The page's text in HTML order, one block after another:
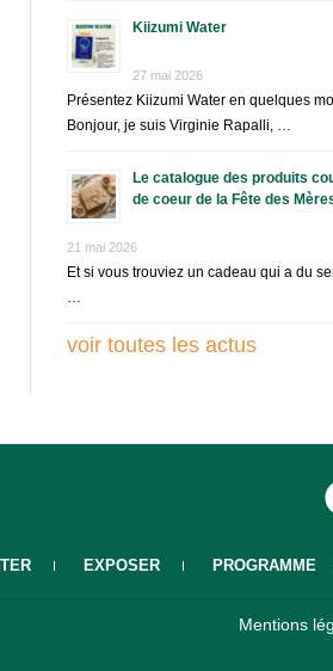
Kiizumi Water
27 mai 2026
Présentez Kiizumi Water en quelques
Bonjour, je suis Virginie Rapalli, …
Le catalogue des produits
de coeur de la Fête des
21 mai 2026
Et si vous trouviez un cadeau qui a du
…
voir toutes les actus
EXPOSER PROGRAMME
Mentions